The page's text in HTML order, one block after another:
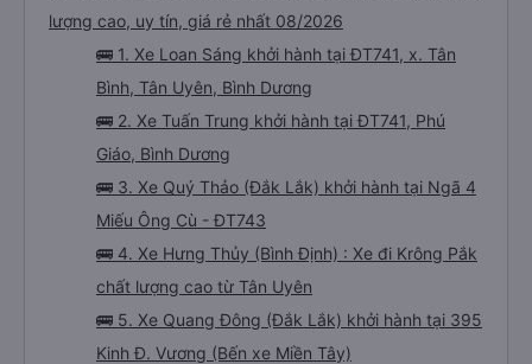
lượng cao, uy tín, giá rẻ nhất 08/2026
🚌 1. Xe Loan Sáng khởi hành tại ĐT741, x. Tân
Bình, Tân Uyên, Bình Dương
🚌 2. Xe Tuấn Trung khởi hành tại ĐT741, Phú
Giáo, Bình Dương
🚌 3. Xe Quý Thảo (Đắk Lắk) khởi hành tại Ngã 4
Miếu Ông Cù - ĐT743
🚌 4. Xe Hưng Thủy (Bình Định) : Xe đi Krông Pắk
chất lượng cao từ Tân Uyên
🚌 5. Xe Quang Đông (Đắk Lắk) khởi hành tại 395
Kinh Đ. Vương (Bến xe Miền Tây)